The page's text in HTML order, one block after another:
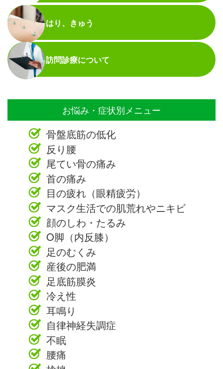
はり、きゅう
訪問診療について
お悩み・症状別メニュー
骨盤底筋の低化
反り腰
尾てい骨の痛み
首の痛み
目の疲れ（眼精疲労）
マスク生活での肌荒れやニキビ
顔のしわ・たるみ
O脚（内反膝）
足のむくみ
産後の肥満
足底筋膜炎
冷え性
耳鳴り
自律神経失調症
不眠
腰痛